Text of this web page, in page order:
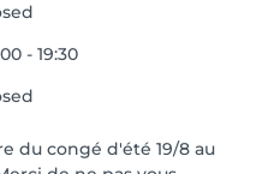
- 19:30
du congé d'été 19/8 au